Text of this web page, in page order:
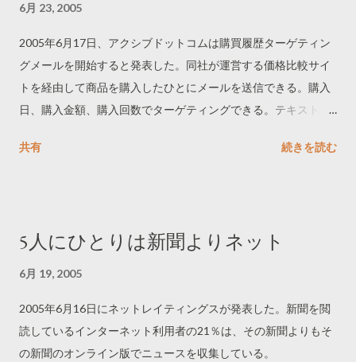
6月 23, 2005
2005年6月17日、アクシブドットコムは購買履歴ターゲティン
グメールを開始すると発表した。同社が運営する価格比較サイ
トを経由して商品を購入したひとにメールを送信できる。購入
日、購入金額、購入回数でターゲティングできる。テキストメ
共有
続きを読む
5人にひとりは新聞よりネット
6月 19, 2005
2005年6月16日にネットレイティングスが発表した。新聞を閲
読しているインターネット利用者の21％は、その新聞よりもそ
の新聞のオンライン版でニュースを収集している。